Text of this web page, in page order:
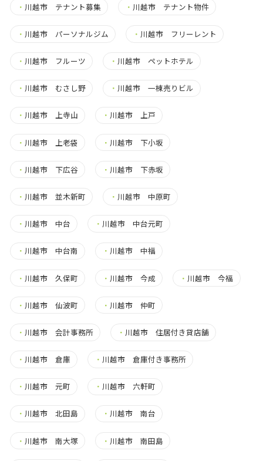
・ 川越市 テナント募集 ・ 川越市 テナント物件
・ 川越市 パーソナルジム ・ 川越市 フリーレント
・ 川越市 フルーツ ・ 川越市 ペットホテル
・ 川越市 むさし野 ・ 川越市 一棟売りビル
・ 川越市 上寺山 ・ 川越市 上戸
・ 川越市 上老袋 ・ 川越市 下小坂
・ 川越市 下広谷 ・ 川越市 下赤坂
・ 川越市 並木新町 ・ 川越市 中原町
・ 川越市 中台 ・ 川越市 中台元町
・ 川越市 中台南 ・ 川越市 中福
・ 川越市 久保町 ・ 川越市 今成 ・ 川越市 今福
・ 川越市 仙波町 ・ 川越市 仲町
・ 川越市 会計事務所 ・ 川越市 住居付き貸店舗
・ 川越市 倉庫 ・ 川越市 倉庫付き事務所
・ 川越市 元町 ・ 川越市 六軒町
・ 川越市 北田島 ・ 川越市 南台
・ 川越市 南大塚 ・ 川越市 南田島